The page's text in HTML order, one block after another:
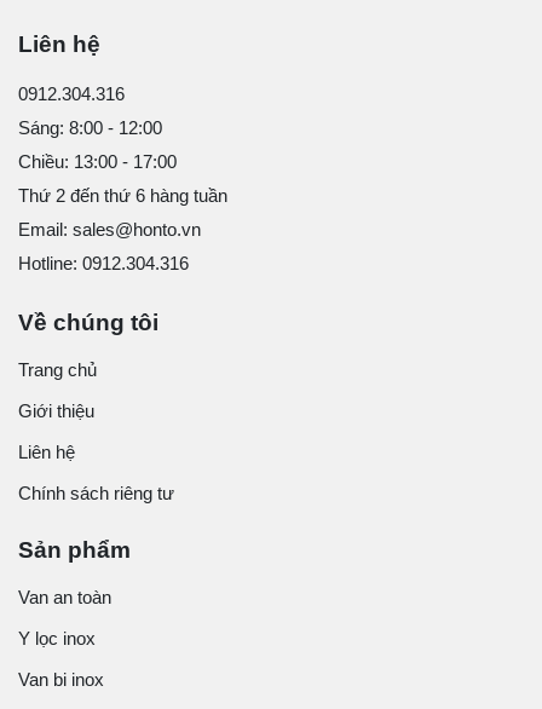
Liên hệ
0912.304.316
Sáng: 8:00 - 12:00
Chiều: 13:00 - 17:00
Thứ 2 đến thứ 6 hàng tuần
Email: sales@honto.vn
Hotline: 0912.304.316
Về chúng tôi
Trang chủ
Giới thiệu
Liên hệ
Chính sách riêng tư
Sản phẩm
Van an toàn
Y lọc inox
Van bi inox